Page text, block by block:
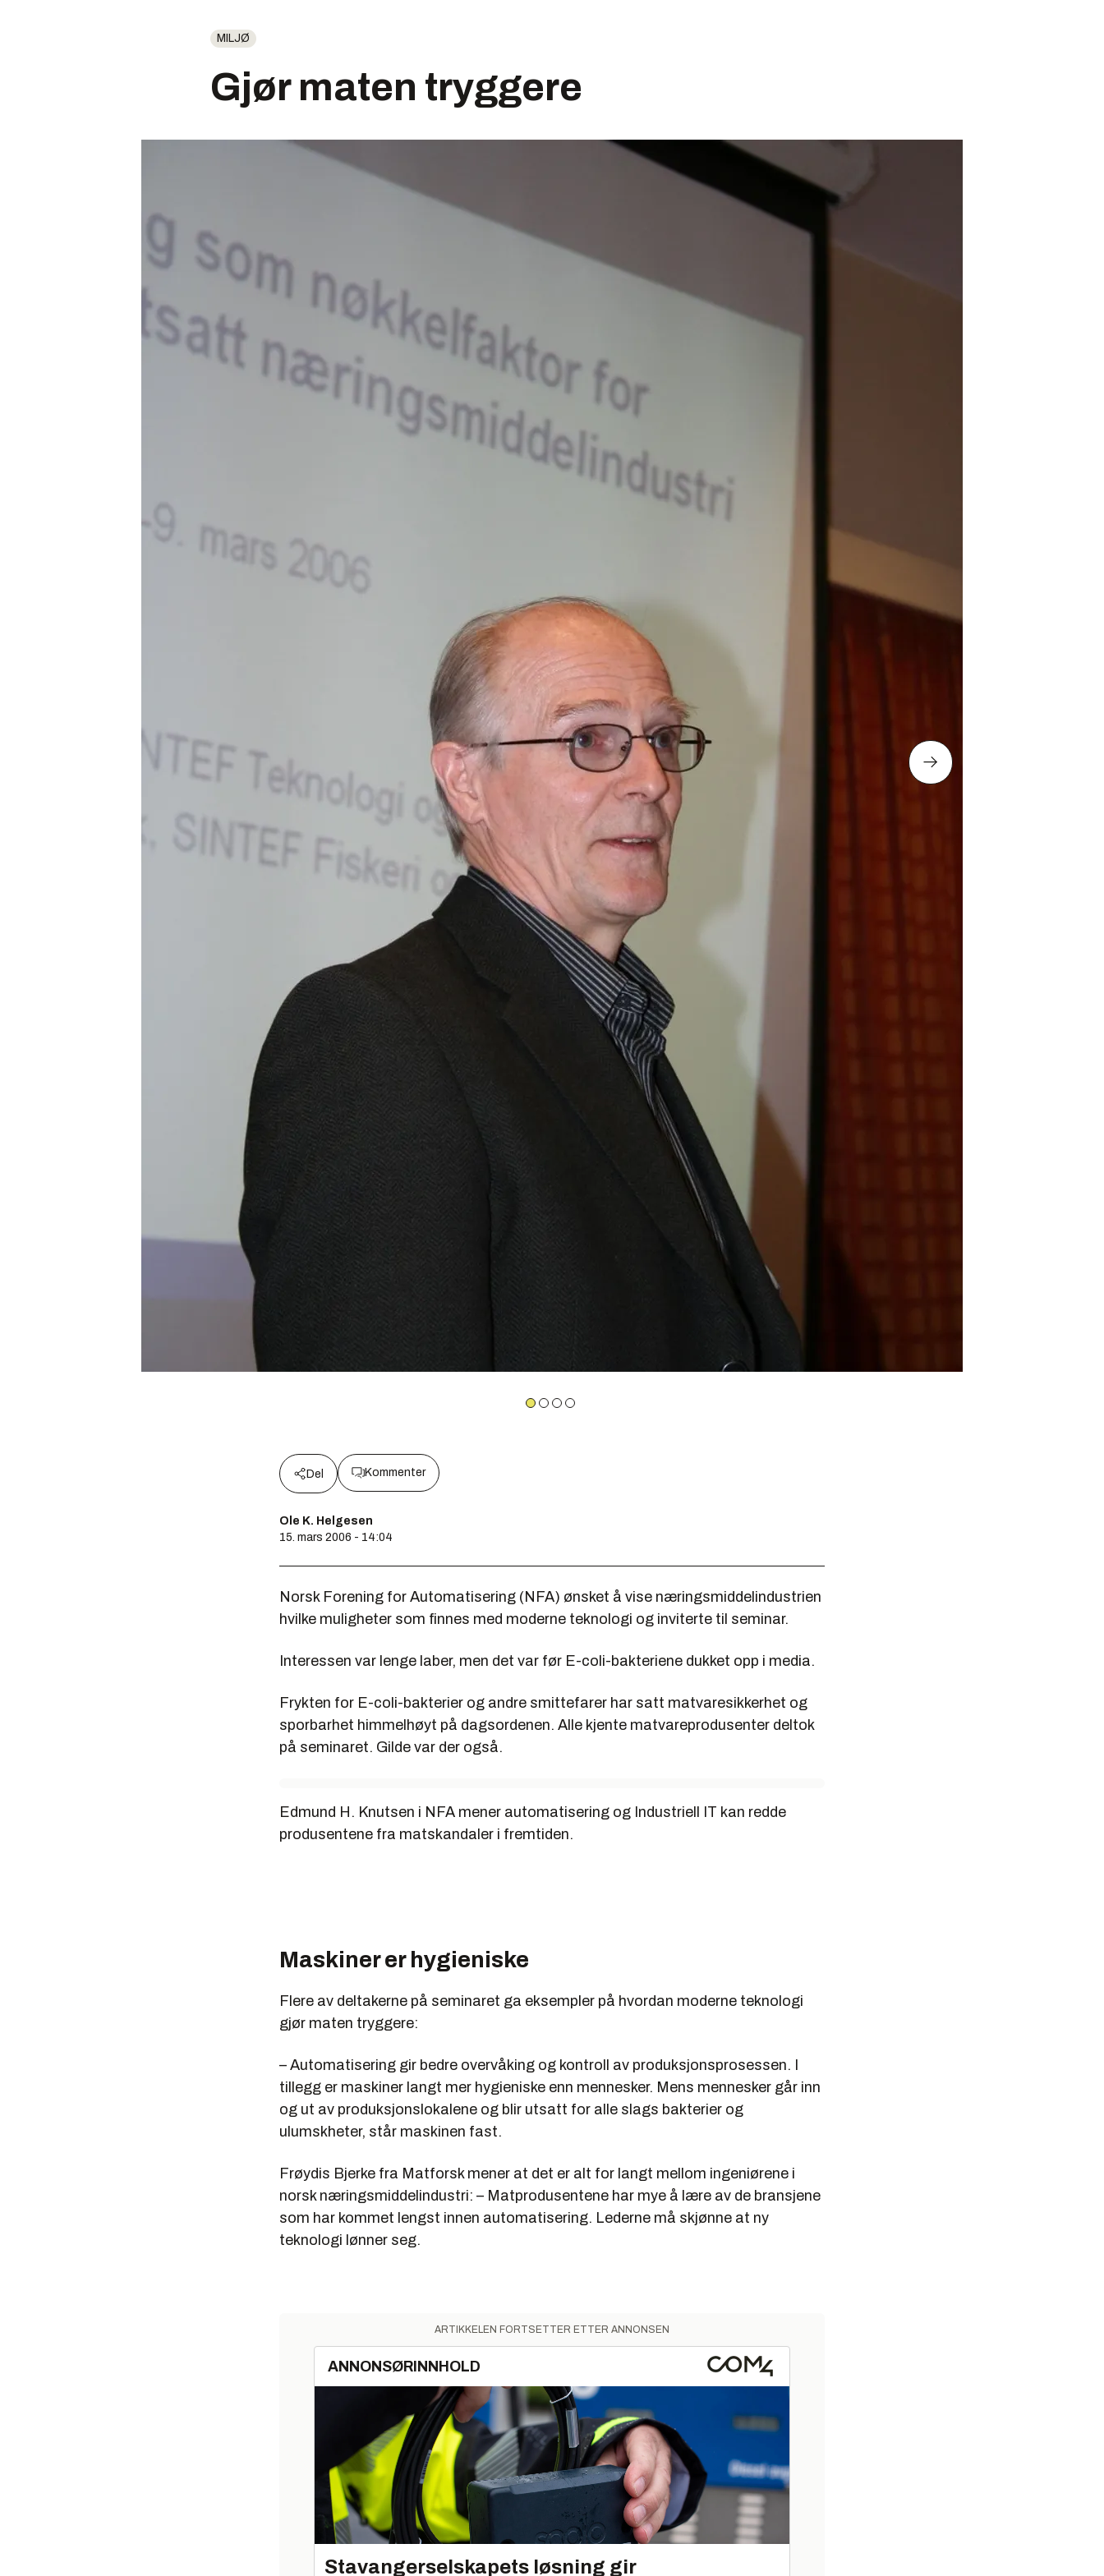
MILJØ
Gjør maten tryggere
Del Kommenter
Ole K. Helgesen
15. mars 2006 - 14:04
Norsk Forening for Automatisering (NFA) ønsket å vise næringsmiddelindustrien
hvilke muligheter som finnes med moderne teknologi og inviterte til seminar.
Interessen var lenge laber, men det var før E-coli-bakteriene dukket opp i media.
Frykten for E-coli-bakterier og andre smittefarer har satt matvaresikkerhet og
sporbarhet himmelhøyt på dagsordenen. Alle kjente matvareprodusenter deltok
på seminaret. Gilde var der også.
Edmund H. Knutsen i NFA mener automatisering og Industriell IT kan redde
produsentene fra matskandaler i fremtiden.
Maskiner er hygieniske
Flere av deltakerne på seminaret ga eksempler på hvordan moderne teknologi
gjør maten tryggere:
– Automatisering gir bedre overvåking og kontroll av produksjonsprosessen. I
tillegg er maskiner langt mer hygieniske enn mennesker. Mens mennesker går inn
og ut av produksjonslokalene og blir utsatt for alle slags bakterier og
ulumskheter, står maskinen fast.
Frøydis Bjerke fra Matforsk mener at det er alt for langt mellom ingeniørene i
norsk næringsmiddelindustri: – Matprodusentene har mye å lære av de bransjene
som har kommet lengst innen automatisering. Lederne må skjønne at ny
teknologi lønner seg.
ARTIKKELEN FORTSETTER ETTER ANNONSEN
ANNONSØRINNHOLD
Stavangerselskapets løsning gir